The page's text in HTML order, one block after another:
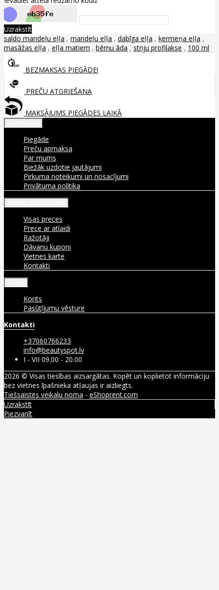
Uzrakstīt
saldo mandeļu eļļa , mandeļu eļļa , dabīga eļļa , ķermeņa eļļa ,
masāžas eļļa , eļļa matiem , bērnu āda , striju profilakse , 100 ml
BEZMAKSAS PIEGĀDE!
PREČU ATGRIEŠANA
MAKSĀJUMS PIEGĀDES LAIKĀ
Piegāde
Preču apmaksa
Par mums
Biežāk uzdotie jautājumi
Pirkuma noteikumi un nosacījumi
Privātuma politika
Visas preces
Prece ar atlaidi
Ražotāji
Dāvanu kuponi
Vietnes karte
Kontakti
Konts
Pasūtījumu vēsture
Kontakti
+37060766233
info@beautyspot.lv
I - VII 09.00 - 20.00
2026 © Visas tiesības aizsargātas. Kopēt un koplietot informāciju
bez vietnes īpašnieka atļaujas ir aizliegts.
Tiešsaistes veikalu noma - eShoprent.com
Uzrakstīt
Piezvanīt